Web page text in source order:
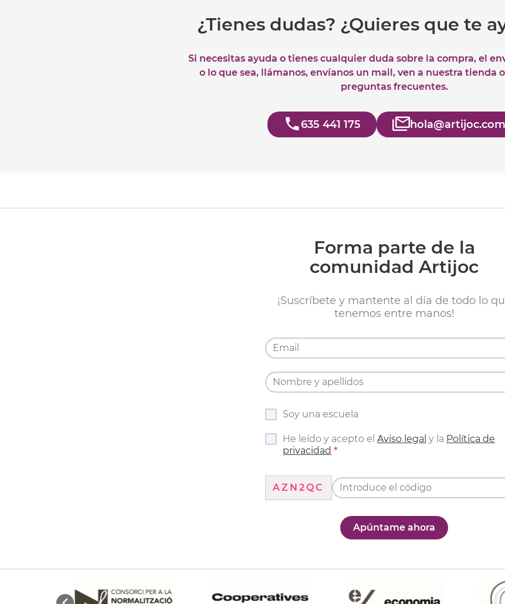
¿Tienes dudas? ¿Quieres que te
Si necesitas ayuda o tienes cualquier duda sobre la compra, el
o lo que sea, llámanos, envíanos un mail, ven a nuestra tienda
preguntas frecuentes.
635 441 175 hola@artijoc.com
Forma parte de la
comunidad Artijoc
¡Suscríbete y mantente al día de todo lo
tenemos entre manos!
Soy una escuela
He leído y acepto el Aviso legal y la Política de
privacidad
AZN2QC
Apúntame ahora